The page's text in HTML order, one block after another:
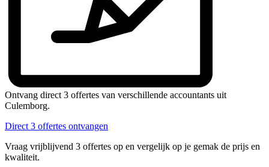
Ontvang direct 3 offertes van verschillende accountants uit
Culemborg.
Direct 3 offertes ontvangen
Vraag vrijblijvend 3 offertes op en vergelijk op je gemak de prijs en
kwaliteit.